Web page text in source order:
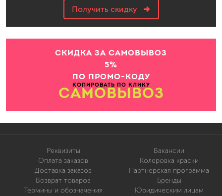
Получить скидку
СКИДКА ЗА САМОВЫВОЗ
5%
ПО ПРОМО-КОДУ
КОПИРОВАТЬ ПО КЛИКУ
САМОВЫВОЗ
Реквизиты
Оплата заказов
Доставка заказов
Возврат товаров
Термины и обозначения
Вакансии
Колеровка краски
Партнерская программа
Бренды
Юридическим лицам